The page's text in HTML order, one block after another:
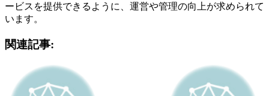
ービスを提供できるように、運営や管理の向上が求められて
います。
関連記事: